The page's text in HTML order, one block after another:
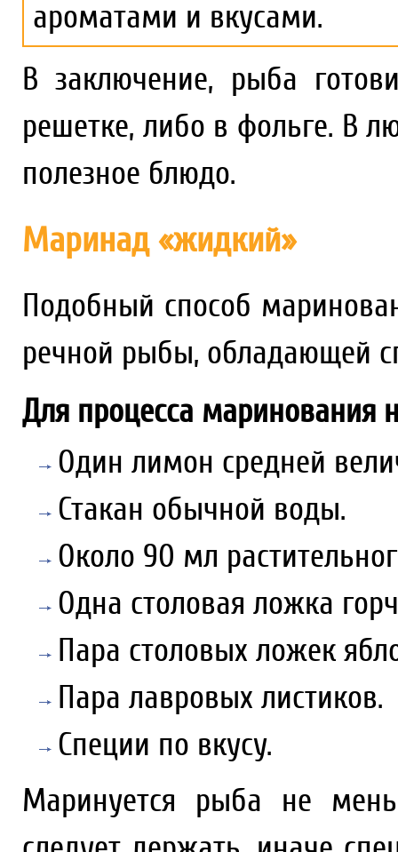
ароматами и вкусами.
В заключение, рыба
решетке, либо в фольге. В
полезное блюдо.
Маринад «жидкий»
Подобный способ
речной рыбы, обладающей
Для процесса маринования
Один лимон средней
Стакан обычной воды.
Около 90 мл
Одна столовая ложка
Пара столовых ложек
Пара лавровых листиков.
Специи по вкусу.
Маринуется рыба не